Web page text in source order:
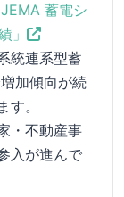
蓄電シ
」
統連系型蓄
加傾向が続
。
・不動産事
入が進んで